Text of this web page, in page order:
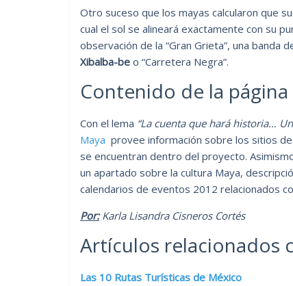
Otro suceso que los mayas calcularon que
cual el sol se alineará exactamente con su
observación de la “Gran Grieta”, una banda
Xibalba-be o “Carretera Negra”.
Contenido de la
Con el lema “La cuenta que hará historia…
Maya provee información sobre los sitios
se encuentran dentro del proyecto.
un apartado sobre la cultura Maya,
calendarios de eventos 2012 relacionados
Por:Karla Lisandra Cisneros Cortés
Artículos relacionados
Las 10 Rutas Turísticas de México